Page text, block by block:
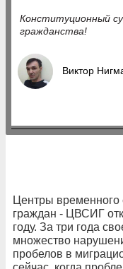
Конституционный
гражданства!
Виктор
Центры
граждан - ЦВСИГ
году. За три года
множество
пробелов в